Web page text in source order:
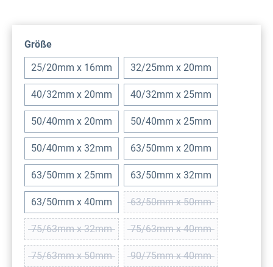
Größeauswählen
25/20mm x 16mm 32/25mm x 20mm
40/32mm x 20mm 40/32mm x 25mm
50/40mm x 20mm 50/40mm x 25mm
50/40mm x 32mm 63/50mm x 20mm
63/50mm x 25mm 63/50mm x 32mm
63/50mm x 40mm 63/50mm x 50mm(Diese Option ist zurzeit
75/63mm x 32mm(Diese Option ist zurzeit nicht verfügbar.)
75/63mm x 40mm(Diese Option ist zurzeit
75/63mm x 50mm(Diese Option ist zurzeit nicht verfügbar.)
90/75mm x 40mm(Diese Option ist zurzeit